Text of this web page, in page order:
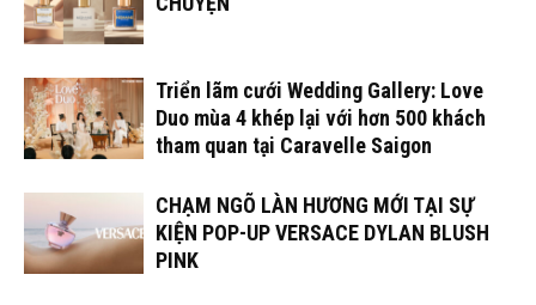
Triển lãm cưới Wedding Gallery: Love
Duo mùa 4 khép lại với hơn 500 khách
tham quan tại Caravelle Saigon
CHẠM NGÕ LÀN HƯƠNG MỚI TẠI SỰ
KIỆN POP-UP VERSACE DYLAN BLUSH
PINK